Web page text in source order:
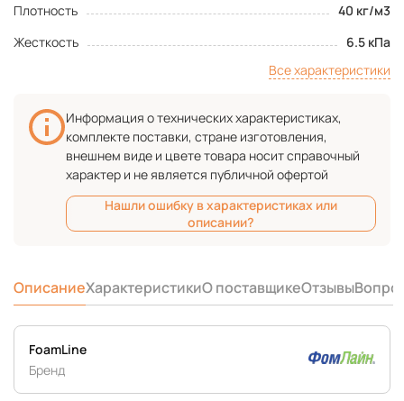
Плотность
40 кг/м3
Жесткость
6.5 кПа
Все характеристики
Информация о технических характеристиках,
комплекте поставки, стране изготовления,
внешнем виде и цвете товара носит справочный
характер и не является публичной офертой
Нашли ошибку в характеристиках или
описании?
ОписаниеХарактеристикиО поставщикеОтзывы
FoamLine
Бренд